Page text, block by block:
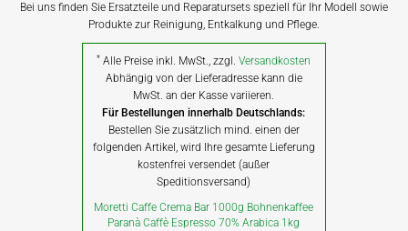
Bei uns finden Sie Ersatzteile und Reparatursets speziell für Ihr Modell sowie
Produkte zur Reinigung, Entkalkung und Pflege.
* Alle Preise inkl. MwSt., zzgl.Versandkosten
Abhängig von der Lieferadresse kann die
MwSt. an der Kasse variieren.
Für Bestellungen innerhalb Deutschlands:
Bestellen Sie zusätzlich mind. einen der
folgenden Artikel, wird Ihre gesamte Lieferung
kostenfrei versendet (außer
Speditionsversand)
Moretti Caffe Crema Bar 1000g Bohnenkaffee
Paranà Caffè Espresso 70% Arabica 1kg